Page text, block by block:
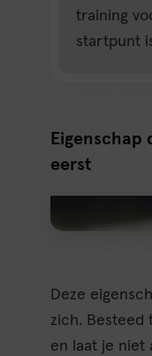
training
startpunt
Eigenschap
eerst
Deze
zich. Besteed
en laat je niet